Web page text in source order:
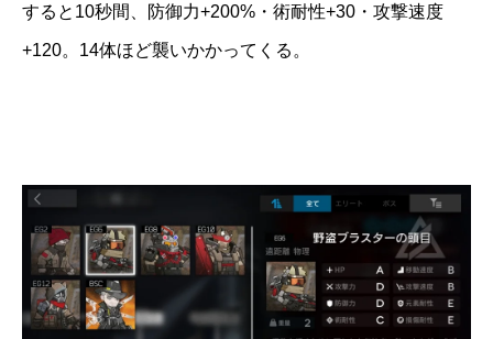
すると10秒間、防御力+200%・術耐性+30・攻撃速度
+120。14体ほど襲いかかってくる。